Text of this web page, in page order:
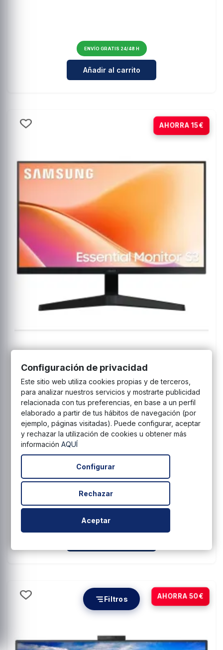
ENVÍO GRATIS 24/48 H
Cantidad para Samsung
Añadir al carrito
AHORRA 15€
-15%
🔥 Oferta disponible
🔥 ¡Últimas unidades!
84,99 €
99,99 €
ENVÍO GRATIS 24/48 H
AHORRA 50€
-10%
Filtros
Configuración de privacidad
Este sitio web utiliza cookies propias y de terceros,
para analizar nuestros servicios y mostrarte publicidad
relacionada con tus preferencias, en base a un perfil
elaborado a partir de tus hábitos de navegación (por
ejemplo, páginas visitadas). Puede configurar, aceptar
y rechazar la utilización de cookies u obtener más
informaciónAQUÍ
Configurar
Rechazar
Aceptar